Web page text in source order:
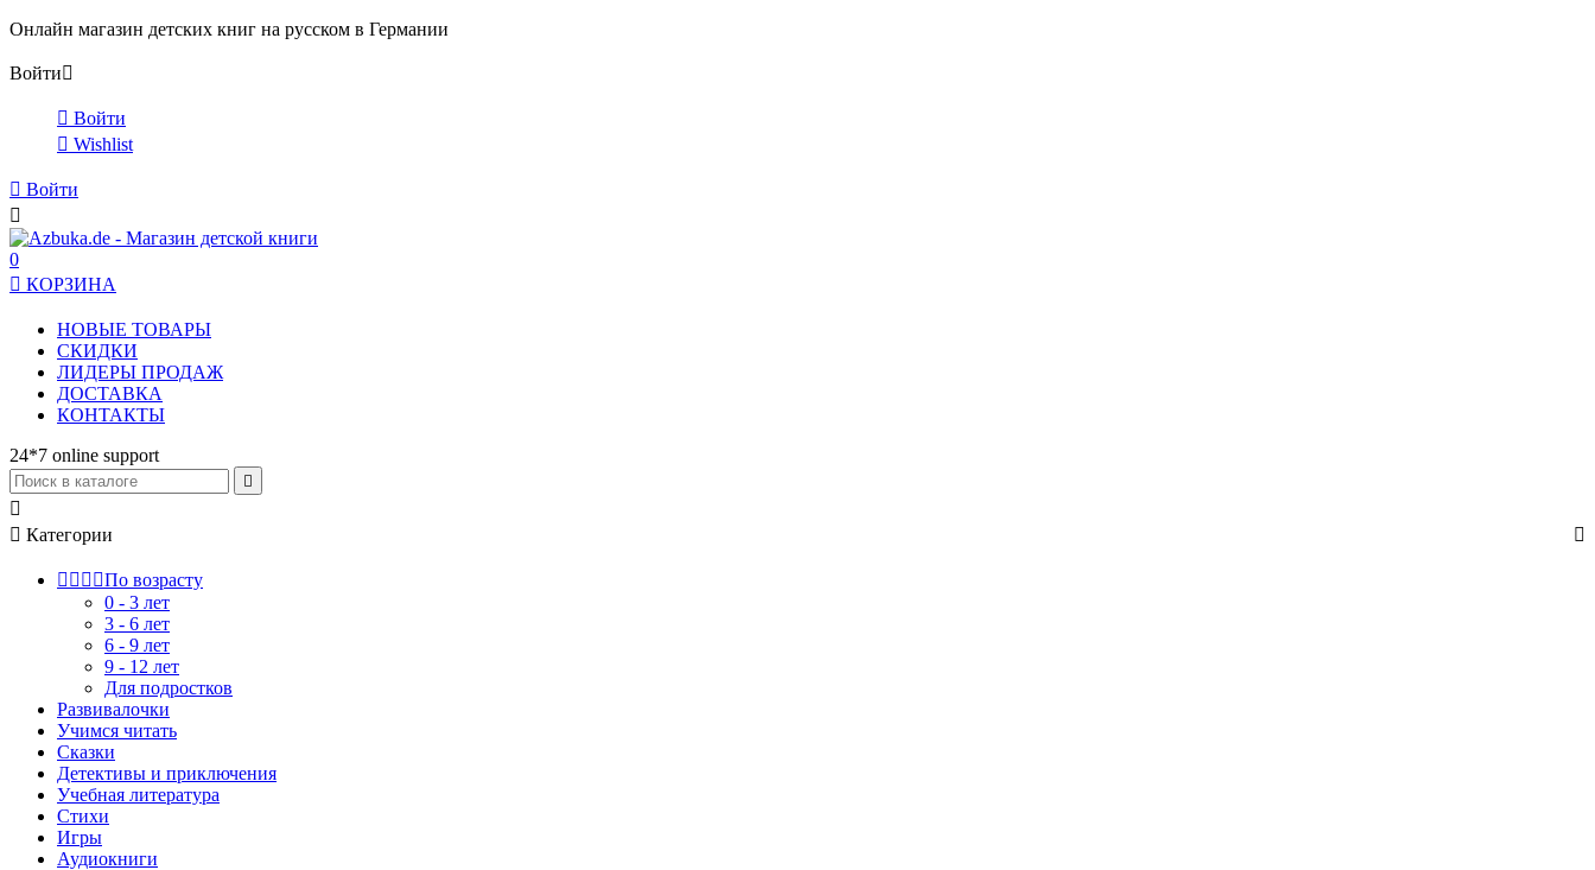
Онлайн магазин детских книг на русском в Германии
Войти
 Войти
 Wishlist
 Войти

0
 КОРЗИНА
НОВЫЕ ТОВАРЫ
СКИДКИ
ЛИДЕРЫ ПРОДАЖ
ДОСТАВКА
КОНТАКТЫ
24*7 online support


 Категории 
   По возрасту
0 - 3 лет
3 - 6 лет
6 - 9 лет
9 - 12 лет
Для подростков
Развивалочки
Учимся читать
Сказки
Детективы и приключения
Учебная литература
Стихи
Игры
Аудиокниги